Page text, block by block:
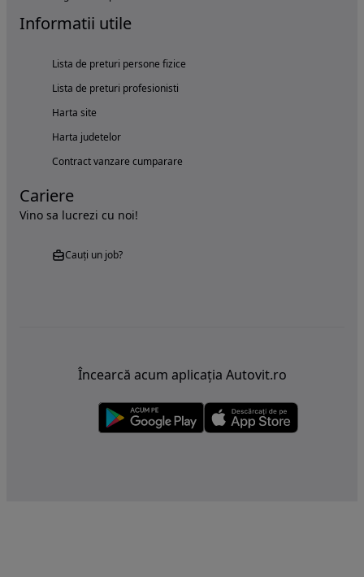
Informatii utile
Lista de preturi persone fizice
Lista de preturi profesionisti
Harta site
Harta judetelor
Contract vanzare cumparare
Cariere
Vino sa lucrezi cu noi!
Cauți un job?
Încearcă acum aplicația Autovit.ro